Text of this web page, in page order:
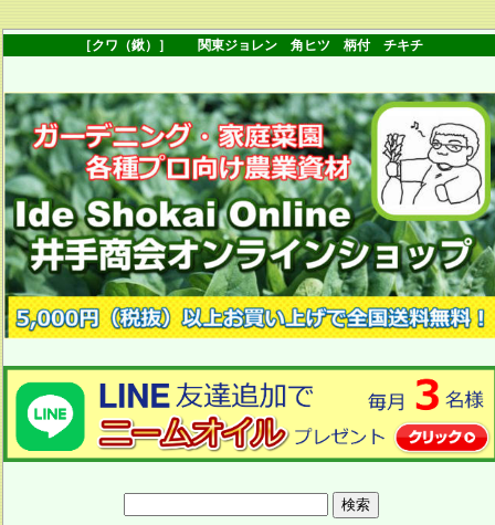
［クワ（鍬）］ 関東ジョレン 角ヒツ 柄付 チキチ